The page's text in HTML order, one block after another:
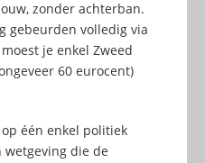
zonder achterban.
gebeurden volledig via
je enkel Zweed
60 eurocent)
één enkel politiek
die de